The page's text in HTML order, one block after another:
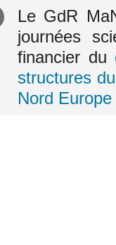
Europe/Paris
séance
Information
Le GdR
journées
financier du
structures
Nord Europe